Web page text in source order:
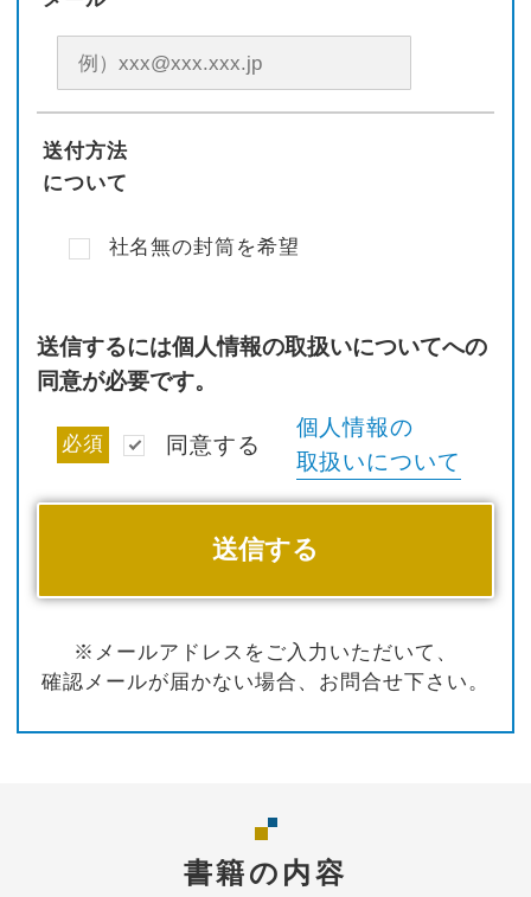
送付方法
について
社名無の封筒を希望
送信するには個人情報の取扱いについてへの
同意が必要です。
必須 同意する
個人情報の
取扱いについて
※メールアドレスをご入力いただいて、
確認メールが届かない場合、お問合せ下さい。
書籍の内容